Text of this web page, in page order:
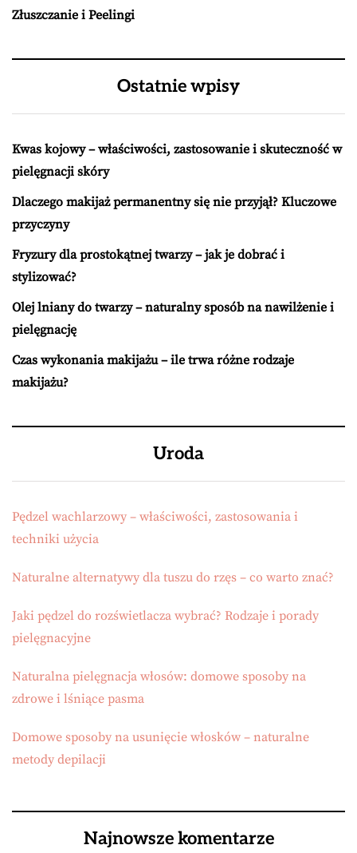
Złuszczanie i Peelingi
Ostatnie wpisy
Kwas kojowy – właściwości, zastosowanie i skuteczność w
pielęgnacji skóry
Dlaczego makijaż permanentny się nie przyjął? Kluczowe
przyczyny
Fryzury dla prostokątnej twarzy – jak je dobrać i
stylizować?
Olej lniany do twarzy – naturalny sposób na nawilżenie i
pielęgnację
Czas wykonania makijażu – ile trwa różne rodzaje
makijażu?
Uroda
Pędzel wachlarzowy – właściwości, zastosowania i
techniki użycia
Naturalne alternatywy dla tuszu do rzęs – co warto znać?
Jaki pędzel do rozświetlacza wybrać? Rodzaje i porady
pielęgnacyjne
Naturalna pielęgnacja włosów: domowe sposoby na
zdrowe i lśniące pasma
Domowe sposoby na usunięcie włosków – naturalne
metody depilacji
Najnowsze komentarze